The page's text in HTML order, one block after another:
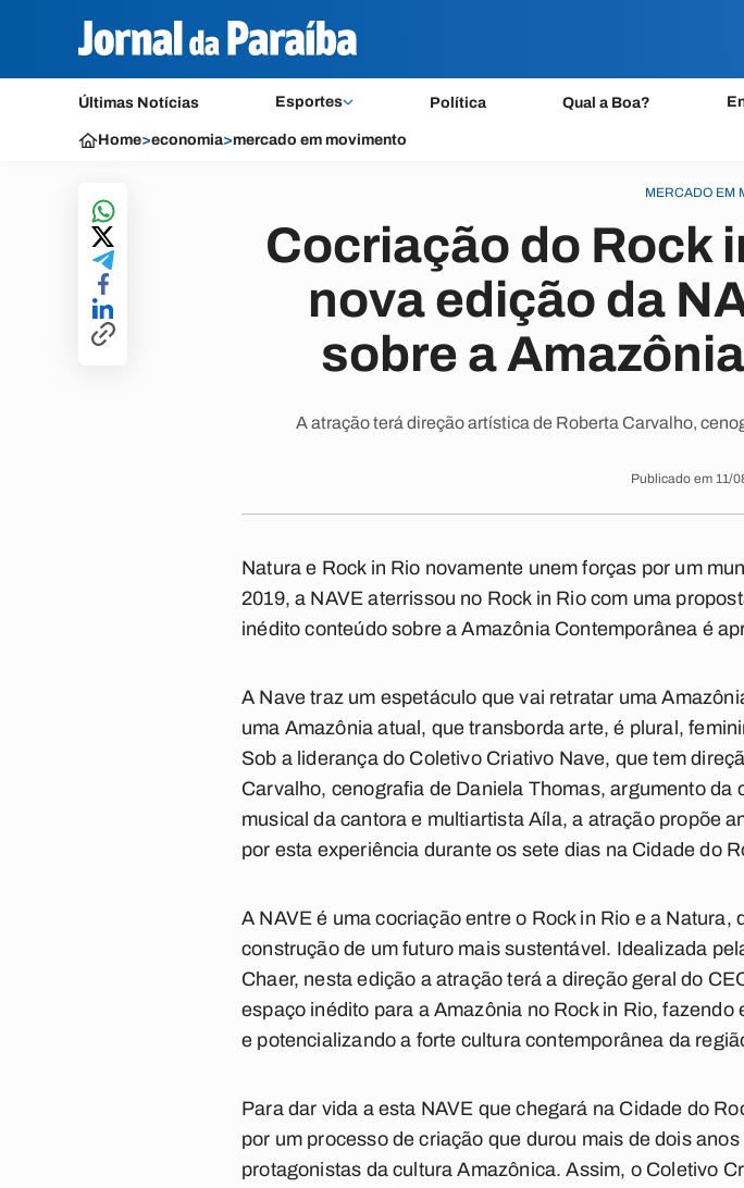
Últimas Notícias Esportes Política Qual a Boa?
Home>economia>mercado em movimento
MERCADO EM
Cocriação do Rock
nova edição da
sobre a
A atração terá direção artística de Roberta Carvalho,
Publicado em 11/
Natura e Rock in Rio novamente unem forças por um
2019, a NAVE aterrissou no Rock in Rio com uma
inédito conteúdo sobre a Amazônia Contemporânea é
A Nave traz um espetáculo que vai retratar uma
uma Amazônia atual, que transborda arte, é plural,
Sob a liderança do Coletivo Criativo Nave, que tem
Carvalho, cenografia de Daniela Thomas, argumento
musical da cantora e multiartista Aíla, a atração propõe
por esta experiência durante os sete dias na Cidade do
A NAVE é uma cocriação entre o Rock in Rio e a
construção de um futuro mais sustentável. Idealizada
Chaer, nesta edição a atração terá a direção geral do
espaço inédito para a Amazônia no Rock in Rio,
e potencializando a forte cultura contemporânea da
Para dar vida a esta NAVE que chegará na Cidade do
por um processo de criação que durou mais de dois
protagonistas da cultura Amazônica. Assim, o Coletivo